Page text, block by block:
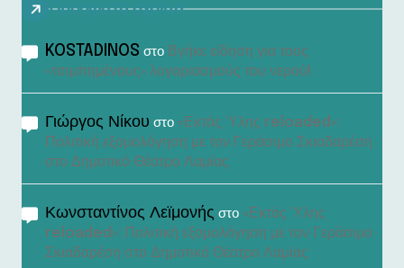
Πρόσφατα σχόλια
KOSTADINOS στο Βγήκε είδηση για τους
«τσιμπημένους» λογαριασμούς του νερού!
Γιώργος Νίκου στο «Εκτός Ύλης reloaded»:
Πολιτική εξομολόγηση με τον Γεράσιμο Σκιαδαρέση
στο Δημοτικό Θέατρο Λαμίας
Κωνσταντίνος Λεϊμονής στο «Εκτός Ύλης
reloaded»: Πολιτική εξομολόγηση με τον Γεράσιμο
Σκιαδαρέση στο Δημοτικό Θέατρο Λαμίας